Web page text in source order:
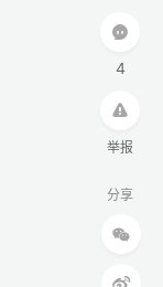
4
举报
分享